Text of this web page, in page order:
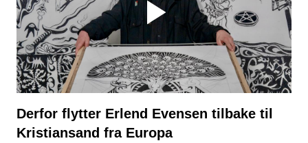
Derfor flytter Erlend Evensen tilbake til
Kristiansand fra Europa